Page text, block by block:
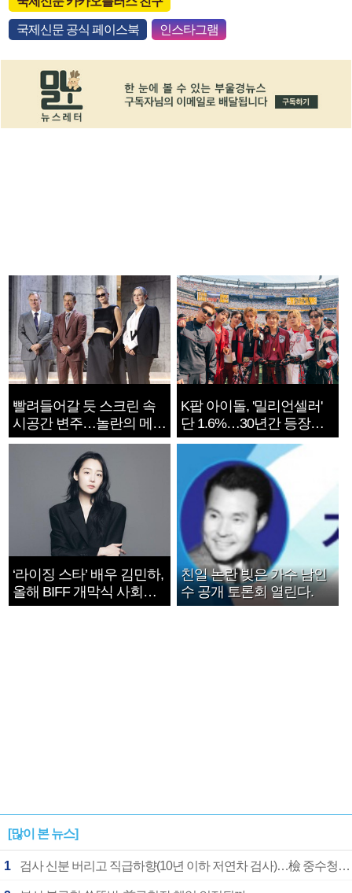
국제신문 공식 페이스북 인스타그램
빨려들어갈 듯 스크린 속
시공간 변주…놀란의 메시
지는 ‘전쟁 속죄’
K팝 아이돌, '밀리언셀러'
단 1.6%…30년간 등장
1182개팀 전수조사
‘라이징 스타’ 배우 김민하,
올해 BIFF 개막식 사회자
확정
친일 논란 빚은 가수 남인
수 공개 토론회 열린다.
[많이 본 뉴스]
1 검사 신분 버리고 직급하향(10년 이하 저연차 검사)…檢 중수청행 기피